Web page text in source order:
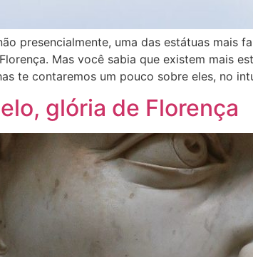
presencialmente, uma das estátuas mais
Mas você sabia que existem mais
te contaremos um pouco sobre eles, no
glória de Florença